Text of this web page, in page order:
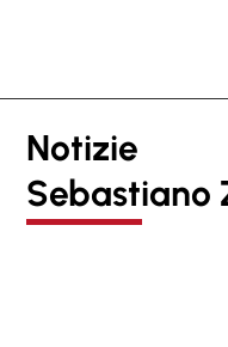
Notizie
Sebastiano